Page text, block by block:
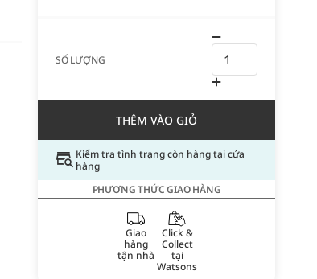
SỐ LƯỢNG
THÊM VÀO GIỎ
Kiểm tra tình trạng còn hàng tại cửa
hàng
PHƯƠNG THỨC GIAO HÀNG
Giao
hàng
tận nhà
Click &
Collect
tại
Watsons